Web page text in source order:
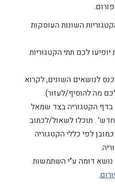
השונות העוסקות
לכם תתי הקטגוריות
לנושאים השונים, לקרוא
מה להוסיף/לעזור).
הקטגוריה בצד שמאל
. תוכלו לשאול/לכתוב
לפי כללי הקטגוריה
נושא דומה ע"י השתמשות
.